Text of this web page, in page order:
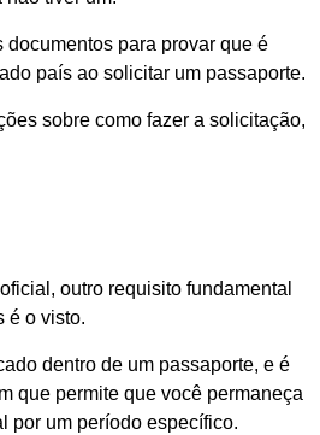
documentos para provar que é
país ao solicitar um passaporte.
sobre como fazer a solicitação,
outro requisito fundamental
é o visto.
dentro de um passaporte, e é
que permite que você permaneça
por um período específico.